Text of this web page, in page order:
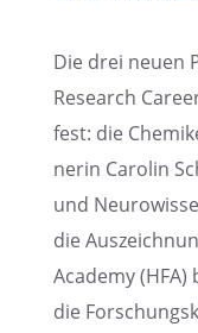
Die drei neuen
Research
fest: die
ne­rin Carolin
und
die
Academy
die